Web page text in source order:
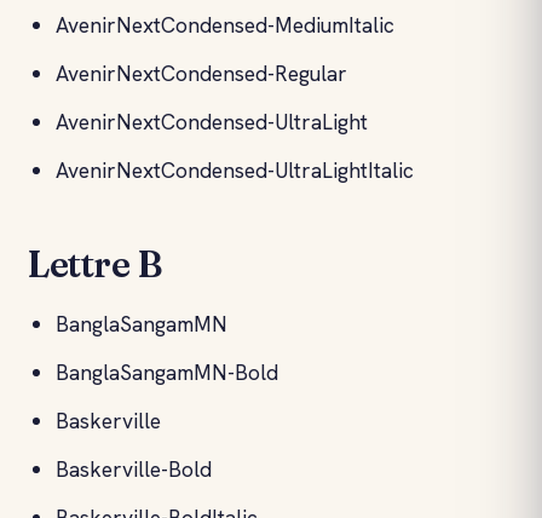
AvenirNextCondensed-MediumItalic
AvenirNextCondensed-Regular
AvenirNextCondensed-UltraLight
AvenirNextCondensed-UltraLightItalic
Lettre B
BanglaSangamMN
BanglaSangamMN-Bold
Baskerville
Baskerville-Bold